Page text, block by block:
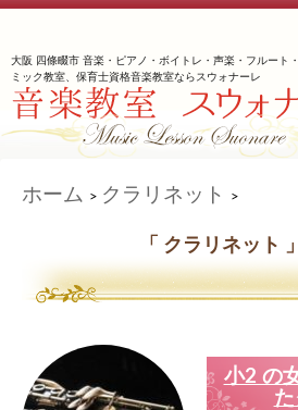
大阪 四條畷市 音楽・ピアノ・ボイトレ・声楽・フルート
ミック教室、保育士資格音楽教室ならスウォナーレ
ホーム > クラリネット >
「 クラリネット
小2 の